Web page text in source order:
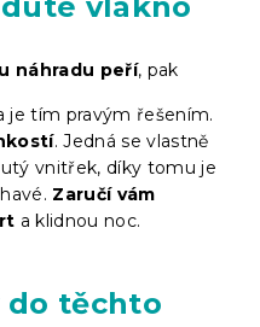
náhradu peří, pak
je tím pravým řešením.
. Jedná se vlastně
vnitřek, díky tomu je
Zaručí vám
a klidnou noc.
do těchto